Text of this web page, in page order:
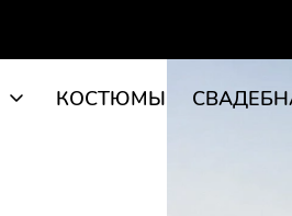
КОСТЮМЫ